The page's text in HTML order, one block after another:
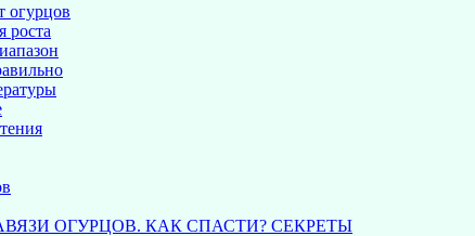
огурцов
роста
ОГУРЦОВ. КАК СПАСТИ? СЕКРЕТЫ